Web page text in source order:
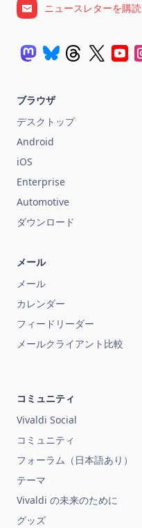
ニュースレターを購読
ブラウザ
デスクトップ
Android
iOS
Enterprise
Automotive
ダウンロード
メール
メール
カレンダー
フィードリーダー
メールクライアント比較
コミュニティ
Vivaldi Social
コミュニティ
フォーラム（日本語あり）
テーマ
Vivaldi の未来のために
グッズ